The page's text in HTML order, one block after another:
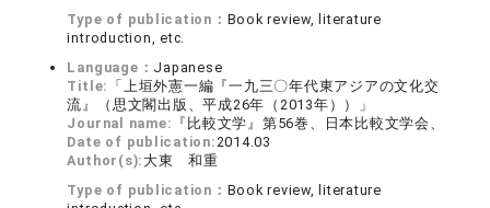
Type of publication： Book review, literature
introduction, etc.
Language： Japanese
Title: 「上垣外憲一編『一九三〇年代東アジアの文化交
流』（思文閣出版、平成26年（2013年））」
Journal name: 『比較文学』第56巻、日本比較文学会、
Date of publication:2014.03
Author(s): 大東 和重
Type of publication： Book review, literature